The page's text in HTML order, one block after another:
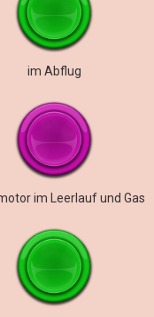
im Abflug
im Leerlauf und Gas